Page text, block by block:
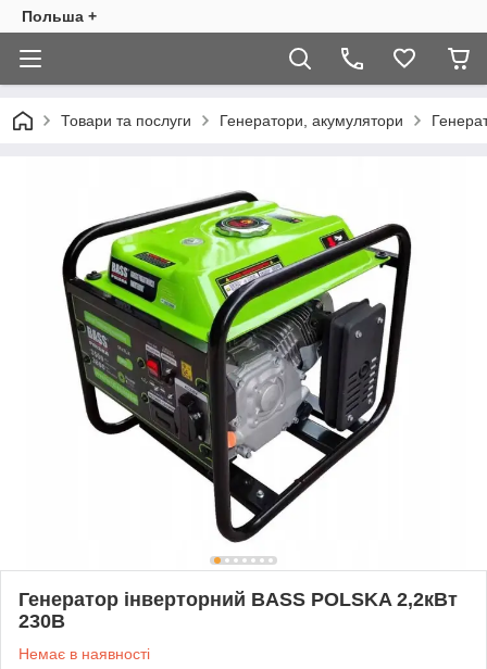
Польша +
Товари та послуги Генератори, акумулятори
Генератор інверторний BASS POLSKA 2,2кВт
230В
Немає в наявності